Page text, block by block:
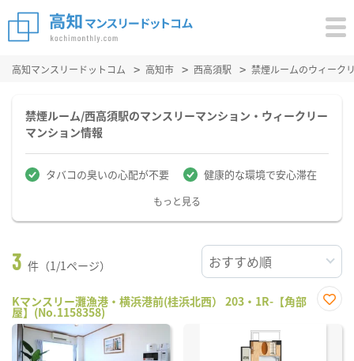
高知マンスリードットコム 高知市 西高須駅 禁煙ルームのウィーク
禁煙ルーム/西高須駅のマンスリーマンション・ウィークリー
マンション情報
タバコの臭いの心配が不要 健康的な環境で安心滞在
もっと見る
3 件（1/1ページ）
Kマンスリー灘漁港・横浜港前(桂浜北西） 203・1R-【角部
屋】(No.1158358)
に入